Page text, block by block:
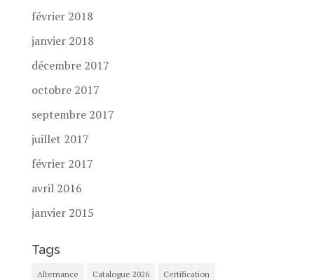
février 2018
janvier 2018
décembre 2017
octobre 2017
septembre 2017
juillet 2017
février 2017
avril 2016
janvier 2015
Tags
Alternance Catalogue 2026 Certification